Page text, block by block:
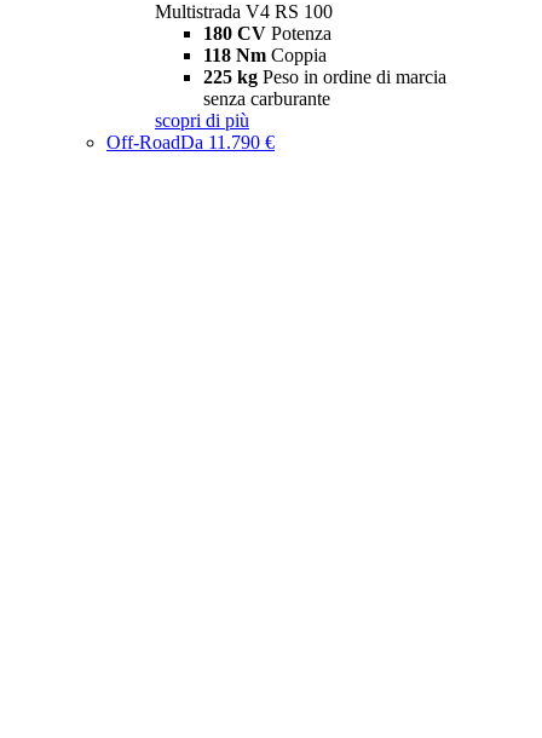
Multistrada V4 RS 100
180 CV Potenza
118 Nm Coppia
225 kg Peso in ordine di marcia
senza carburante
scopri di più
Off-RoadDa 11.790 €